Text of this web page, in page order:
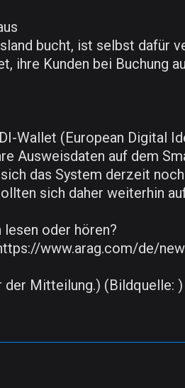
bucht, ist selbst
ihre Kunden bei
Wallet (European Digital
Ausweisdaten auf dem
das System derzeit
sich daher weiterhin
lesen oder hören?
www.arag.com/de/
Mitteilung.) (Bildquelle: )